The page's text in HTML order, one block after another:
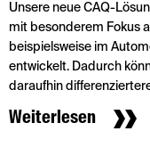
Unsere neue CAQ-
mit besonderem Fokus
beispielsweise im
entwickelt. Dadurch
daraufhin
Weiterlesen